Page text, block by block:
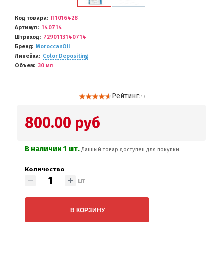
Код товара
П1016428
Артикул
140714
Штриход
7290113140714
Бренд
MoroccanOil
Линейка
Color Depositing
Объем
30 мл
Рейтинг( 4 )
800.00 руб
В наличии 1 шт. Данный товар доступен для покупки.
Количество
шт
В КОРЗИНУ